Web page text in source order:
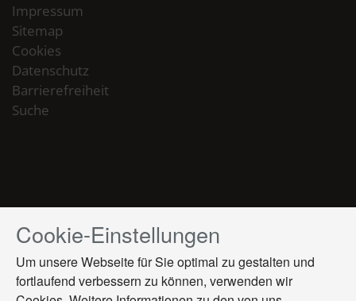
Impressum
Sitemap
Cookies
Datenschutz
Barrierefreiheit
Suche
Drücken
Sie
Tab,
um
Cookie-Einstellungen
Um unsere Webseite für Sie optimal zu gestalten und
fortlaufend verbessern zu können, verwenden wir